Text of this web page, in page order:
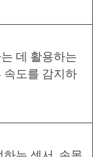
데 활용하는
속도를 감지하